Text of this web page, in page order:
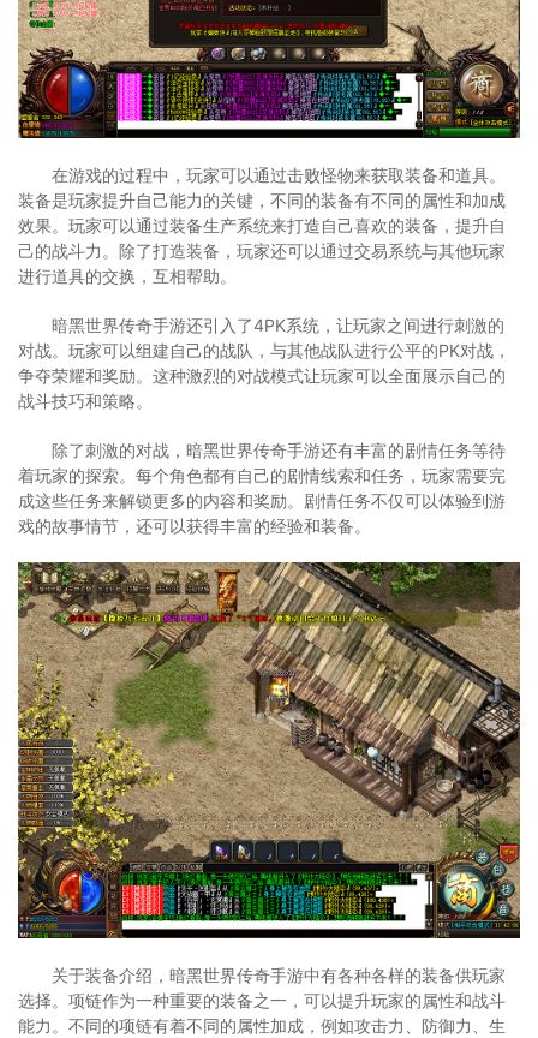
在游戏的过程中，玩家可以通过击败怪物来获取装备和道具。
装备是玩家提升自己能力的关键，不同的装备有不同的属性和加成
效果。玩家可以通过装备生产系统来打造自己喜欢的装备，提升自
己的战斗力。除了打造装备，玩家还可以通过交易系统与其他玩家
进行道具的交换，互相帮助。
暗黑世界传奇手游还引入了4PK系统，让玩家之间进行刺激的
对战。玩家可以组建自己的战队，与其他战队进行公平的PK对战，
争夺荣耀和奖励。这种激烈的对战模式让玩家可以全面展示自己的
战斗技巧和策略。
除了刺激的对战，暗黑世界传奇手游还有丰富的剧情任务等待
着玩家的探索。每个角色都有自己的剧情线索和任务，玩家需要完
成这些任务来解锁更多的内容和奖励。剧情任务不仅可以体验到游
戏的故事情节，还可以获得丰富的经验和装备。
关于装备介绍，暗黑世界传奇手游中有各种各样的装备供玩家
选择。项链作为一种重要的装备之一，可以提升玩家的属性和战斗
能力。不同的项链有着不同的属性加成，例如攻击力、防御力、生